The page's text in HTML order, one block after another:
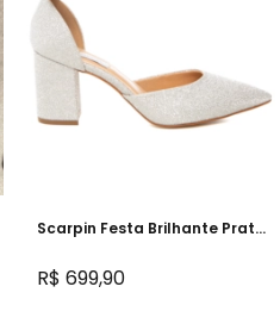
Scarpin Festa Brilhante Prata
R$ 699,90